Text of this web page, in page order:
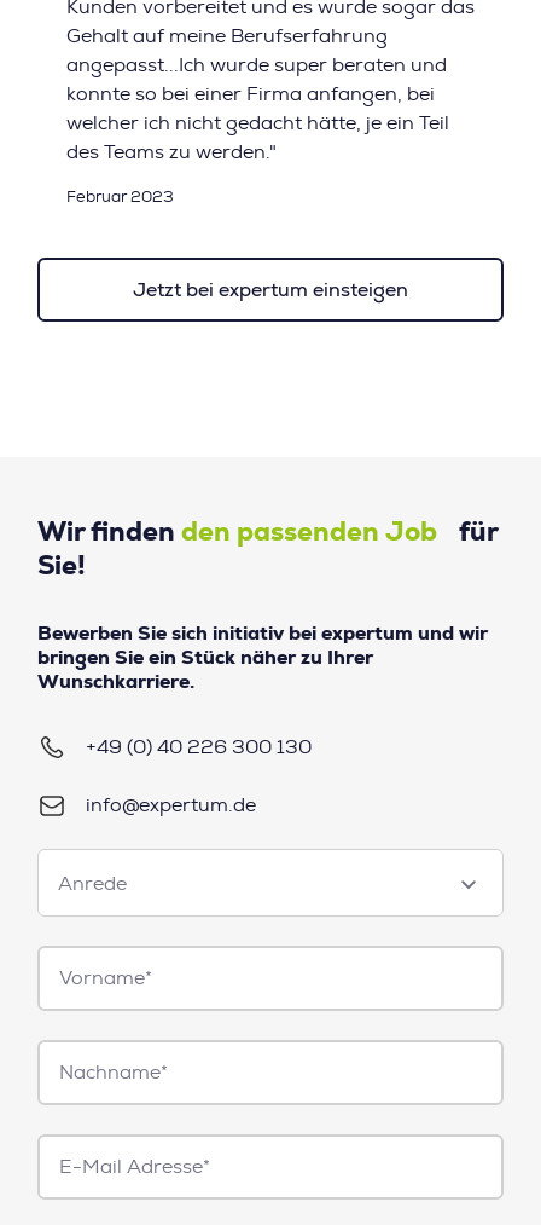
Kunden vorbereitet und es wurde sogar das
Gehalt auf meine Berufserfahrung
angepasst...Ich wurde super beraten und
konnte so bei einer Firma anfangen, bei
welcher ich nicht gedacht hätte, je ein Teil
des Teams zu werden."
Februar 2023
Jetzt bei expertum einsteigen
Wir finden den passenden Job für
Sie!
Bewerben Sie sich initiativ bei expertum und wir
bringen Sie ein Stück näher zu Ihrer
Wunschkarriere.
+49 (0) 40 226 300 130
info@expertum.de
Anrede
Anrede
Vorname*
Nachname*
E-
Mail*